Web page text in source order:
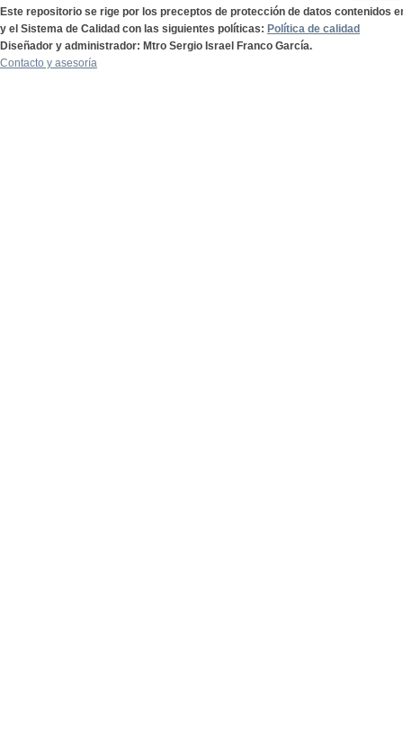
Este repositorio se rige por los preceptos de protección de datos contenidos
y el Sistema de Calidad con las siguientes políticas: Política de calidad
Diseñador y administrador: Mtro Sergio Israel Franco García.
Contacto y asesoría